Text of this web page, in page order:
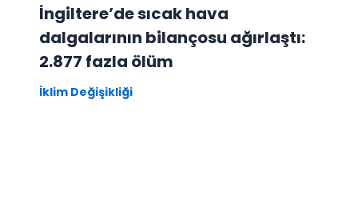
İngiltere’de sıcak hava
dalgalarının bilançosu ağırlaştı:
2.877 fazla ölüm
İklim Değişikliği